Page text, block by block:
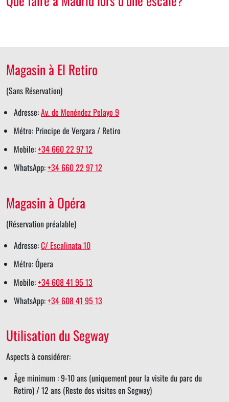
Magasin à El Retiro
(Sans Réservation)
Adresse:Av. de Menéndez Pelayo 9
Métro: Principe de Vergara / Retiro
Mobile:+34 660 22 97 12
WhatsApp:+34 660 22 97 12
Magasin à Opéra
(Réservation préalable)
Adresse:C/ Escalinata 10
Métro: Ópera
Mobile:+34 608 41 95 13
WhatsApp:+34 608 41 95 13
Utilisation du Segway
Aspects à considérer:
Âge minimum : 9-10 ans (uniquement pour la visite du parc du
Retiro) / 12 ans (Reste des visites en Segway)